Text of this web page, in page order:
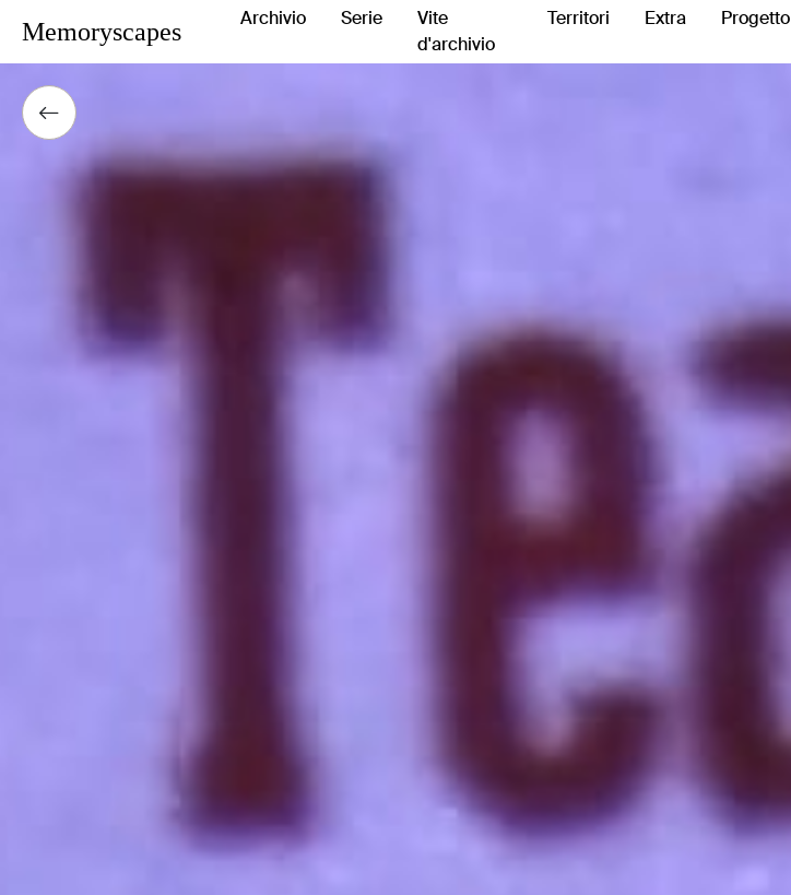
Memoryscapes Archivio Serie
Vite
d'archivio
Territori Extra Progetto